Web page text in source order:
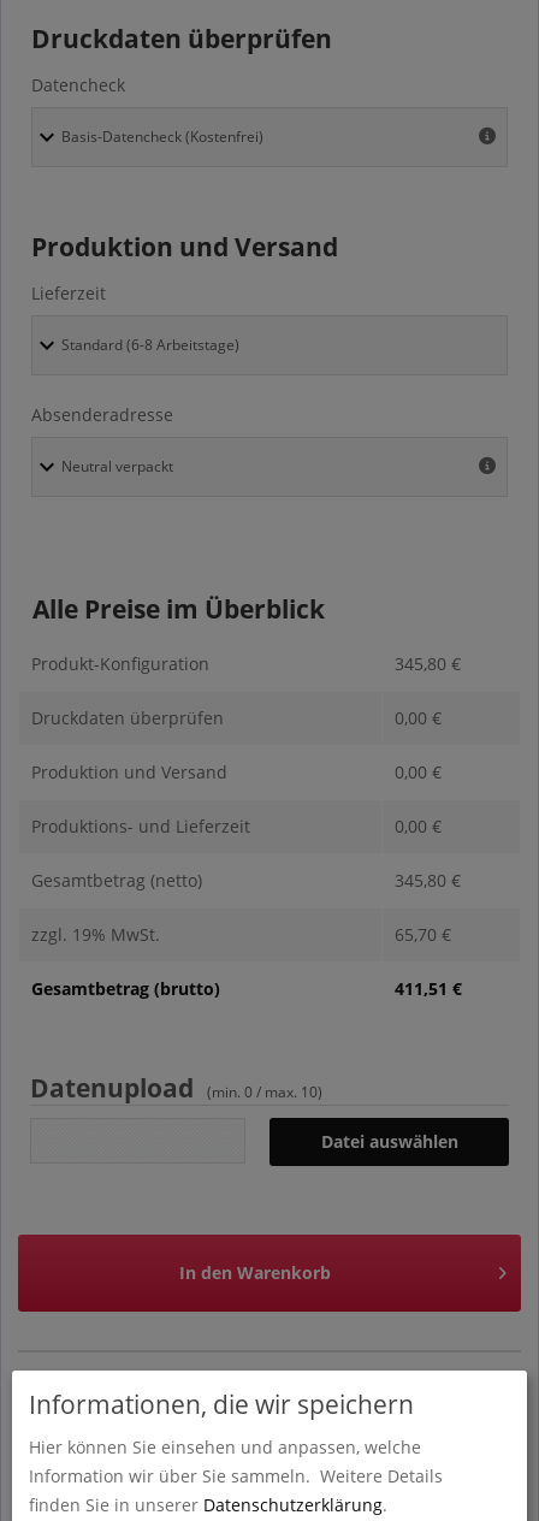
Druckdaten überprüfen
Datencheck
Produktion und Versand
Lieferzeit
Absenderadresse
Alle Preise im Überblick
Produkt-Konfiguration 345,80 €
Druckdaten überprüfen 0,00 €
Produktion und Versand 0,00 €
Produktions- und Lieferzeit 0,00 €
Gesamtbetrag (netto) 345,80 €
zzgl. 19% MwSt. 65,70 €
Gesamtbetrag (brutto) 411,51 €
Datenupload (min. 0 / max. 10)
Datei auswählen
In den Warenkorb
Hochwertige Broschüre mit Klebebindung von print.cologne
in Köln. Verschiedenste Variations- und
Gestaltungsmöglichkeiten. Individuell beidseitig bedruckbar.
Informationen, die wir speichern
Hier können Sie einsehen und anpassen, welche
Information wir über Sie sammeln. Weitere Details
finden Sie in unserer Datenschutzerklärung.